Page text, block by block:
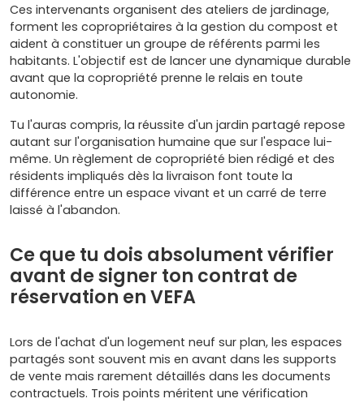
Ces intervenants organisent des ateliers de jardinage,
forment les copropriétaires à la gestion du compost et
aident à constituer un groupe de référents parmi les
habitants. L'objectif est de lancer une dynamique durable
avant que la copropriété prenne le relais en toute
autonomie.
Tu l'auras compris, la réussite d'un jardin partagé repose
autant sur l'organisation humaine que sur l'espace lui-
même. Un règlement de copropriété bien rédigé et des
résidents impliqués dès la livraison font toute la
différence entre un espace vivant et un carré de terre
laissé à l'abandon.
Ce que tu dois absolument vérifier
avant de signer ton contrat de
réservation en VEFA
Lors de l'achat d'un logement neuf sur plan, les espaces
partagés sont souvent mis en avant dans les supports
de vente mais rarement détaillés dans les documents
contractuels. Trois points méritent une vérification